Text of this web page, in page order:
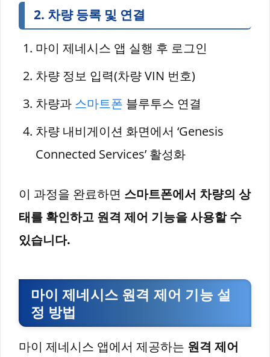
2. 차량 등록 및 연결
마이 제네시스 앱 실행 후 로그인
차량 정보 입력(차량 VIN 번호)
차량과 스마트폰 블루투스 연결
차량 내비게이션 화면에서 ‘Genesis
Connected Services’ 활성화
이 과정을 완료하면 스마트폰에서 차량의 상
태를 확인하고 원격 제어 기능을 사용할 수
있습니다.
마이 제네시스 원격 제어 기능 설
정 방법
마이 제네시스 앱에서 제공하는 원격 제어